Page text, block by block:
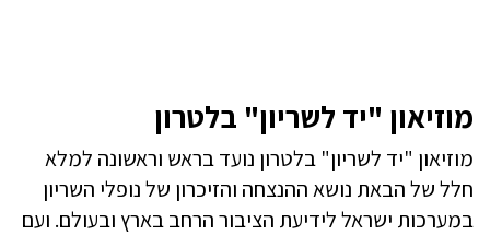
מוזיאון "יד לשריון" בלטרון
מוזיאון "יד לשריון" בלטרון נועד בראש וראשונה למלא
חלל של הבאת נושא ההנצחה והזיכרון של נופלי השריון
במערכות ישראל לידיעת הציבור הרחב בארץ ובעולם. ועם